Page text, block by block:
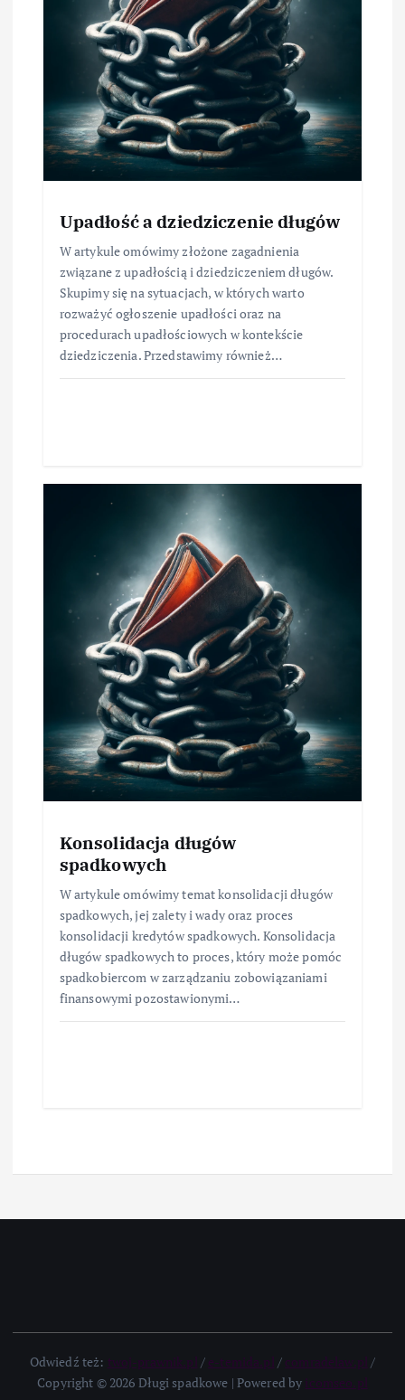
Upadłość a dziedziczenie długów
W artykule omówimy złożone zagadnienia
związane z upadłością i dziedziczeniem długów.
Skupimy się na sytuacjach, w których warto
rozważyć ogłoszenie upadłości oraz na
procedurach upadłościowych w kontekście
dziedziczenia. Przedstawimy również…
Konsolidacja długów
spadkowych
W artykule omówimy temat konsolidacji długów
spadkowych, jej zalety i wady oraz proces
konsolidacji kredytów spadkowych. Konsolidacja
długów spadkowych to proces, który może pomóc
spadkobiercom w zarządzaniu zobowiązaniami
finansowymi pozostawionymi…
Odwiedź też: / /
/
Copyright © 2026 Długi spadkowe | Powered by